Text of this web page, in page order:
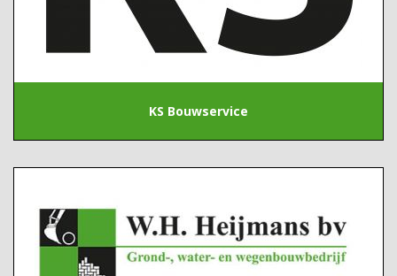
KS Bouwservice